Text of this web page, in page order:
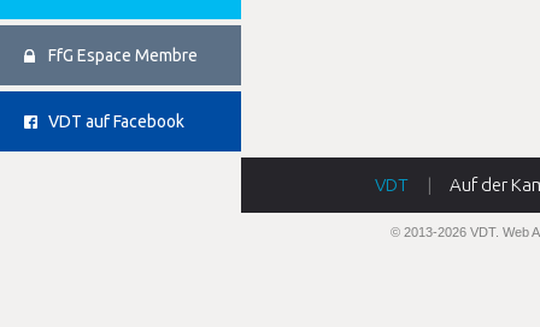
FfG Espace Membre
VDT auf Facebook
VDT | Auf der
© 2013-2026 VDT. Web